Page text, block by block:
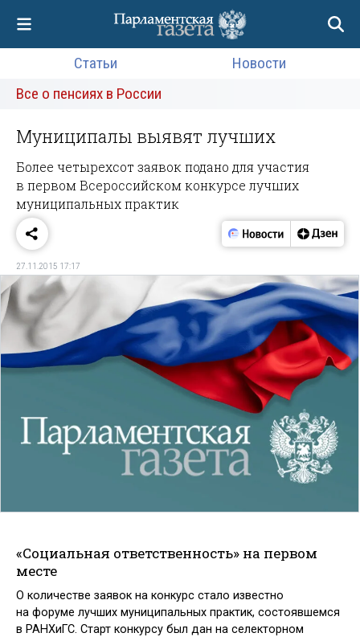
Статьи
Новости
Все о пенсиях в России
Муниципалы выявят лучших
Более четырехсот заявок подано для участия
в первом Всероссийском конкурсе лучших
муниципальных практик
27.11.2015 17:17
«Социальная ответственность» на первом
месте
О количестве заявок на конкурс стало известно
на форуме лучших муниципальных практик, состоявшемся
в РАНХиГС. Старт конкурсу был дан на селекторном